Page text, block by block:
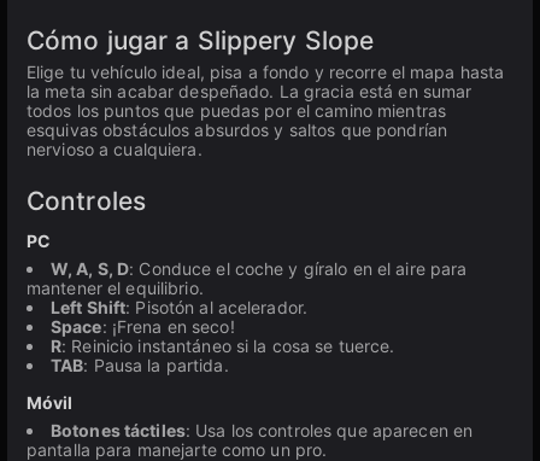
Cómo jugar a Slippery Slope
Elige tu vehículo ideal, pisa a fondo y recorre el mapa hasta
la meta sin acabar despeñado. La gracia está en sumar
todos los puntos que puedas por el camino mientras
esquivas obstáculos absurdos y saltos que pondrían
nervioso a cualquiera.
Controles
PC
W, A, S, D: Conduce el coche y gíralo en el aire para
mantener el equilibrio.
Left Shift: Pisotón al acelerador.
Space: ¡Frena en seco!
R: Reinicio instantáneo si la cosa se tuerce.
TAB: Pausa la partida.
Móvil
Botones táctiles: Usa los controles que aparecen en
pantalla para manejarte como un pro.